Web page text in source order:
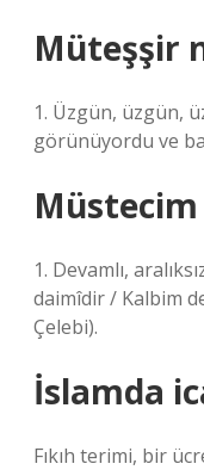
Müteşşir
1. Üzgün, üzgün,
görünüyordu ve
1. Devamlı,
daimîdir / Kalbim
Çelebi).
İslamda
Fıkıh terimi, bir